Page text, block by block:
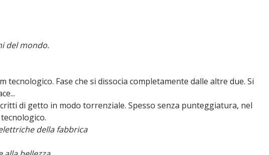
del mondo.
Fase che si dissocia completamente dalle altre due. Si
di getto in modo torrenziale. Spesso senza punteggiatura, nel
della fabbrica